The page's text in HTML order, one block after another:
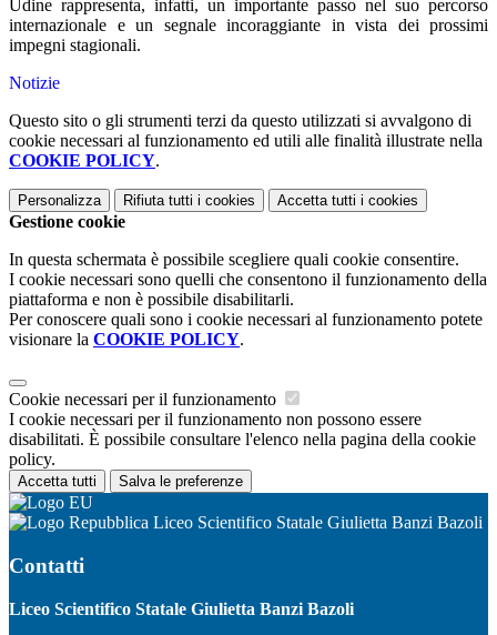
Udine rappresenta, infatti, un importante passo nel suo percorso
internazionale e un segnale incoraggiante in vista dei prossimi
impegni stagionali.
Notizie
Questo sito o gli strumenti terzi da questo utilizzati si avvalgono di
cookie necessari al funzionamento ed utili alle finalità illustrate nella
COOKIE POLICY.
Personalizza Rifiuta tutti i cookies Accetta tutti i cookies
Gestione cookie
In questa schermata è possibile scegliere quali cookie consentire.
I cookie necessari sono quelli che consentono il funzionamento della
piattaforma e non è possibile disabilitarli.
Per conoscere quali sono i cookie necessari al funzionamento potete
visionare la COOKIE POLICY.
Cookie necessari per il funzionamento
I cookie necessari per il funzionamento non possono essere
disabilitati. È possibile consultare l'elenco nella pagina della cookie
policy.
Accetta tutti Salva le preferenze
Liceo Scientifico Statale Giulietta Banzi Bazoli
Contatti
Liceo Scientifico Statale Giulietta Banzi Bazoli